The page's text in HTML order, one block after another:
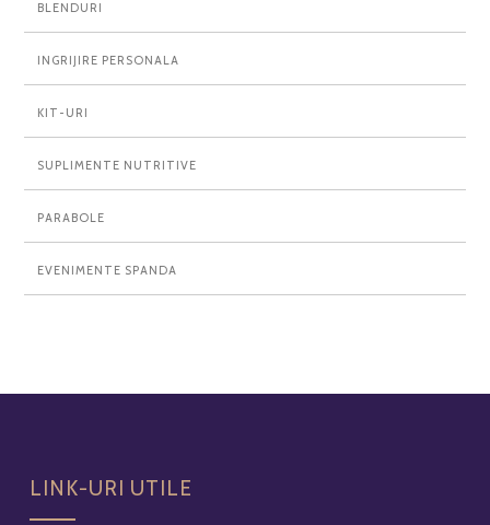
BLENDURI
INGRIJIRE PERSONALA
KIT-URI
SUPLIMENTE NUTRITIVE
PARABOLE
EVENIMENTE SPANDA
LINK-URI UTILE